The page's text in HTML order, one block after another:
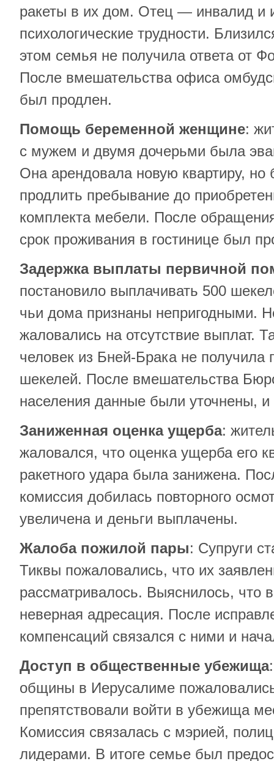
ракеты в их дом. Отец — инвалид и
психологические трудности.
этом семья не получила ответа от
После вмешательства офиса
был продлен.
Помощь беременной женщине:
с мужем и двумя дочерьми была
Она арендовала новую квартиру,
продлить пребывание до
комплекта мебели. После
срок проживания в гостинице был
Задержка выплаты первичной
постановило выплачивать 500
чьи дома признаны непригодными.
жаловались на отсутствие выплат.
человек из Бней-Брака не получила
шекелей. После вмешательства
населения данные были уточнены,
Заниженная оценка ущерба:
жаловался, что оценка ущерба его
ракетного удара была занижена.
комиссия добилась повторного
увеличена и деньги выплачены.
Жалоба пожилой пары: Супруги
Тиквы пожаловались, что их
рассматривалось. Выяснилось, что
неверная адресация. После
компенсаций связался с ними и
Доступ в общественные убежища
общины в Иерусалиме
препятствовали войти в убежища
Комиссия связалась с мэрией,
лидерами. В итоге семье был